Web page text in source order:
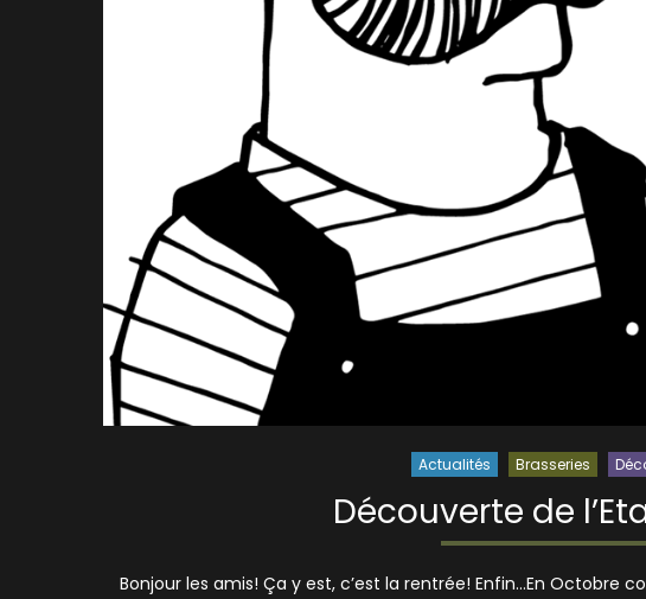
Actualités Brasseries
Découverte de
Bonjour les amis! Ça y est, c’est la rentrée! Enfin…En Octobre